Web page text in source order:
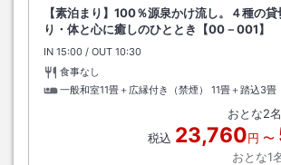
【素泊まり】100％源泉かけ流し。４種の
り・体と心に癒しのひととき【00－001】
IN チェックイン
15:00 / OUT チェックアウト
10:30
食事なし
一般和室11畳＋広縁付き（禁煙）
11畳＋踏込3畳
おとな2名
税込 23,760円 〜
おとな1